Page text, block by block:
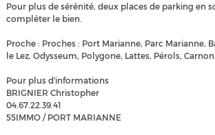
Pour plus de sérénité, deux places de parking en
compléter le bien.
Proche : Proches : Port Marianne, Parc Marianne,
le Lez, Odysseum, Polygone, Lattes, Pérols,
Pour plus d'informations
BRIGNIER Christopher
04.67.22.39.41
55IMMO / PORT MARIANNE